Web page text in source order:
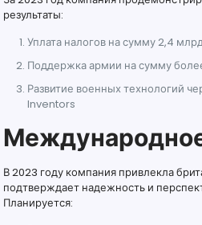
результаты:
Уплата налогов на сумму 2,4
Поддержка армии на сумму
Развитие военных технологий
Inventors
В 2023 году компания привлекла
подтверждает надежность и
Планируется: